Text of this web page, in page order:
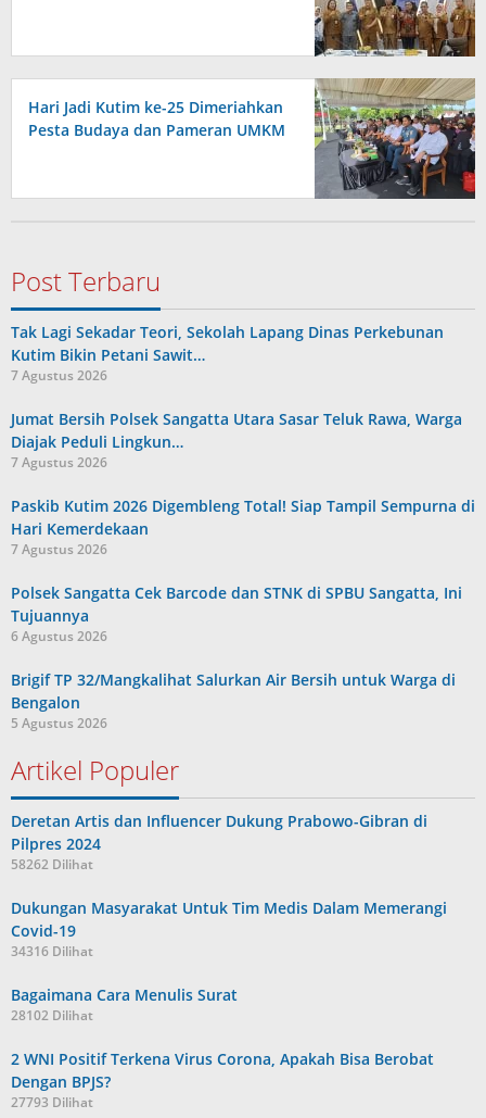
Hari Jadi Kutim ke-25 Dimeriahkan
Pesta Budaya dan Pameran UMKM
Post Terbaru
Tak Lagi Sekadar Teori, Sekolah Lapang Dinas Perkebunan
Kutim Bikin Petani Sawit…
7 Agustus 2026
Jumat Bersih Polsek Sangatta Utara Sasar Teluk Rawa, Warga
Diajak Peduli Lingkun…
7 Agustus 2026
Paskib Kutim 2026 Digembleng Total! Siap Tampil Sempurna di
Hari Kemerdekaan
7 Agustus 2026
Polsek Sangatta Cek Barcode dan STNK di SPBU Sangatta, Ini
Tujuannya
6 Agustus 2026
Brigif TP 32/Mangkalihat Salurkan Air Bersih untuk Warga di
Bengalon
5 Agustus 2026
Artikel Populer
Deretan Artis dan Influencer Dukung Prabowo-Gibran di
Pilpres 2024
58262 Dilihat
Dukungan Masyarakat Untuk Tim Medis Dalam Memerangi
Covid-19
34316 Dilihat
Bagaimana Cara Menulis Surat
28102 Dilihat
2 WNI Positif Terkena Virus Corona, Apakah Bisa Berobat
Dengan BPJS?
27793 Dilihat